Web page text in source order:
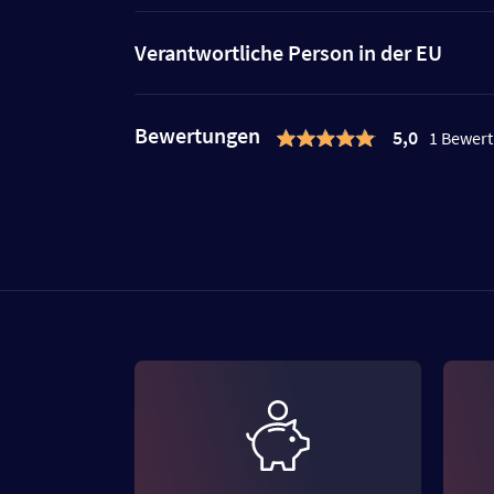
Verantwortliche Person in der EU
Bewertungen 5,0 1